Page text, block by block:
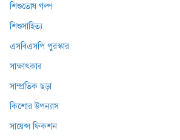
শিশুতোষ গল্প
শিশুসাহিত্য
এসবিএসপি পুরস্কার
সাক্ষাৎকার
সাম্প্রতিক ছড়া
কিশোর উপন্যাস
সায়েন্স ফিকশন